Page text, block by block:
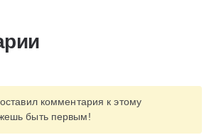
комментария к этому
быть первым!